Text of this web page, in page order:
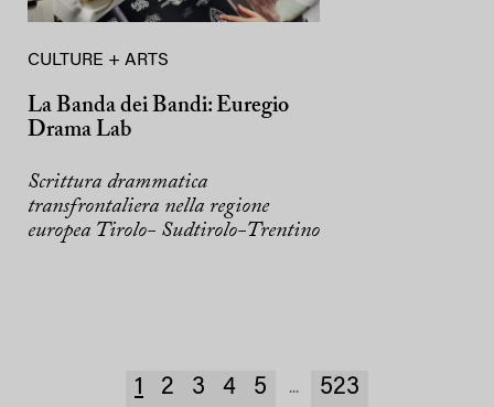
CULTURE + ARTS
La Banda dei Bandi: Euregio
Drama Lab
Scrittura drammatica
transfrontaliera nella regione
europea Tirolo- Sudtirolo-Trentino
1 2 3 4 5 ... 523